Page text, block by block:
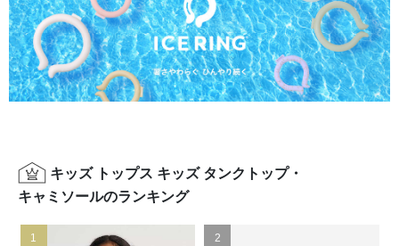
キッズ トップス キッズ タンクトップ・
キャミソールのランキング
1 2